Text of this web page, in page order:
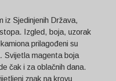
iz Sjedinjenih Država,
Izgled, boja, uzorak
prilagođeni su
Svijetla magenta boja
čak i za oblačnih dana.
znak na krovu